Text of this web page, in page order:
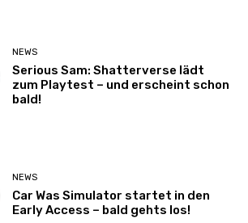
NEWS
Serious Sam: Shatterverse lädt
zum Playtest – und erscheint schon
bald!
NEWS
Car Was Simulator startet in den
Early Access – bald gehts los!